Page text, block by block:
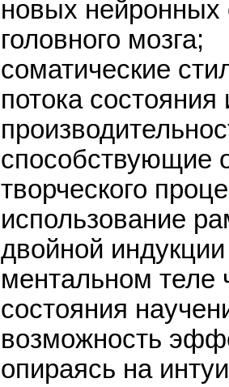
новых нейронных
головного мозга;
соматические
потока
способствующие
творческого
использование
двойной
ментальном теле
состояния
возможность
опираясь на